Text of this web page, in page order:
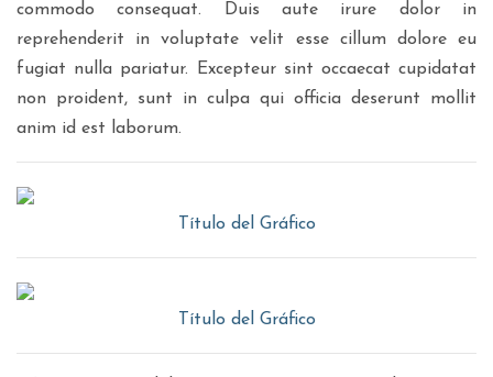
commodo consequat. Duis aute irure dolor in
reprehenderit in voluptate velit esse cillum dolore eu
fugiat nulla pariatur. Excepteur sint occaecat cupidatat
non proident, sunt in culpa qui officia deserunt mollit
anim id est laborum.
Título del Gráfico
Título del Gráfico